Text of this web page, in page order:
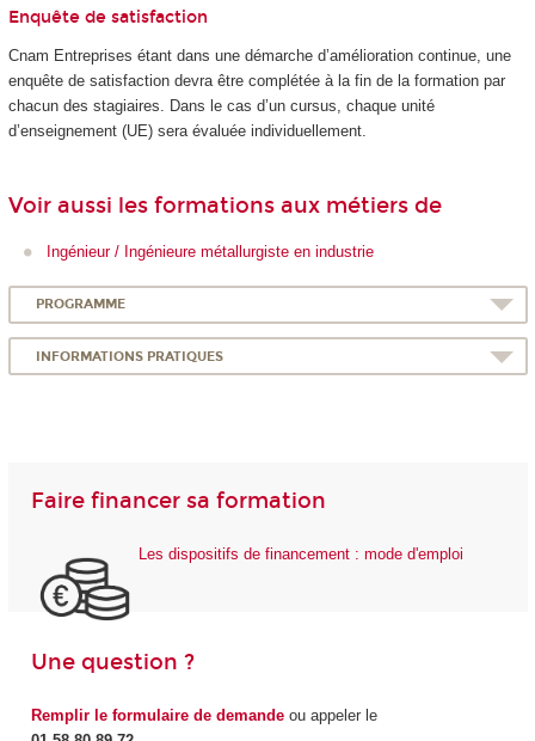
Enquête de satisfaction
Cnam Entreprises étant dans une démarche d’amélioration continue, une
enquête de satisfaction devra être complétée à la fin de la formation par
chacun des stagiaires. Dans le cas d’un cursus, chaque unité
d’enseignement (UE) sera évaluée individuellement.
Voir aussi les formations aux métiers de
Ingénieur / Ingénieure métallurgiste en industrie
PROGRAMME
INFORMATIONS PRATIQUES
Faire financer sa formation
Les dispositifs de financement : mode d'emploi
Une question ?
Remplir le formulaire de demandeou appeler le